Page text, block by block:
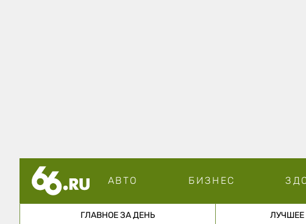
АВТО БИЗНЕС
ГЛАВНОЕ ЗА ДЕНЬ